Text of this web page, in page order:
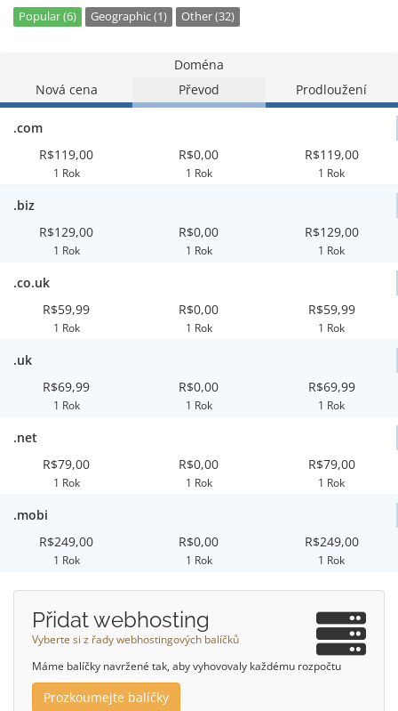
Popular (6) Geographic (1) Other (32)
Doména
Nová cena
Převod Prodloužení
.com
R$119,00
1 Rok
R$0,00
1 Rok
R$119,00
1 Rok
.biz
R$129,00
1 Rok
R$0,00
1 Rok
R$129,00
1 Rok
.co.uk
R$59,99
1 Rok
R$0,00
1 Rok
R$59,99
1 Rok
.uk
R$69,99
1 Rok
R$0,00
1 Rok
R$69,99
1 Rok
.net
R$79,00
1 Rok
R$0,00
1 Rok
R$79,00
1 Rok
.mobi
R$249,00
1 Rok
R$0,00
1 Rok
R$249,00
1 Rok
Přidat webhosting
Vyberte si z řady webhostingových balíčků
Máme balíčky navržené tak, aby vyhovovaly každému rozpočtu
Prozkoumejte balíčky